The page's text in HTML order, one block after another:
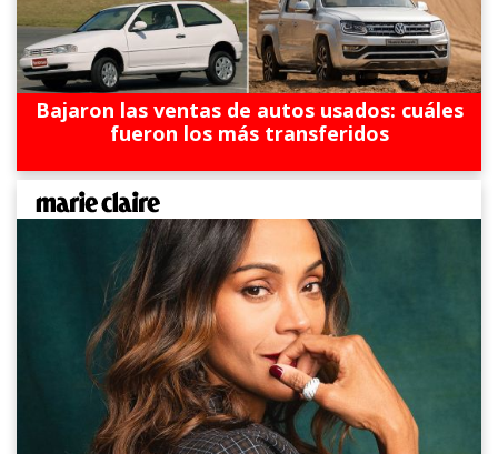
Bajaron las ventas de autos usados: cuáles
fueron los más transferidos